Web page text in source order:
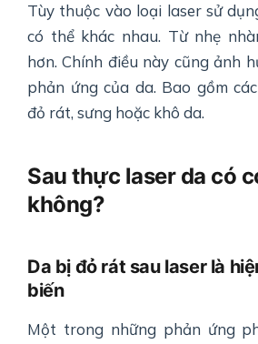
Tùy thuộc vào loại laser sử
có thể khác nhau. Từ nhẹ
hơn. Chính điều này cũng ảnh
phản ứng của da. Bao gồm
đỏ rát, sưng hoặc khô da.
Sau thực laser da có
không?
Da bị đỏ rát sau laser là
biến
Một trong những phản ứng